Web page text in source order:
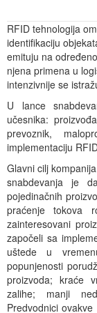
RFID tehnologija
identifikaciju
emituju na
njena primena u
intenzivnije se
U lance
učesnika:
prevoznik,
implementaciju
Glavni cilj
snabdevanja je
pojedinačnih
praćenje tokova
zainteresovani
započeli sa
uštede u
popunjenosti
proizvoda; kraće
zalihe; manji
Predvodnici